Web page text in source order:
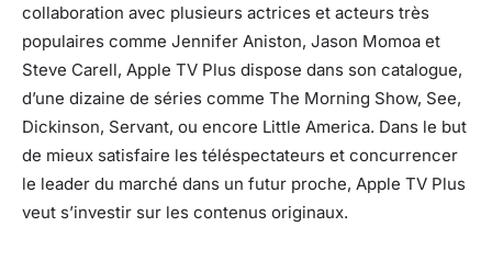
collaboration avec plusieurs actrices et acteurs très
populaires comme Jennifer Aniston, Jason Momoa et
Steve Carell, Apple TV Plus dispose dans son catalogue,
d’une dizaine de séries comme The Morning Show, See,
Dickinson, Servant, ou encore Little America. Dans le but
de mieux satisfaire les téléspectateurs et concurrencer
le leader du marché dans un futur proche, Apple TV Plus
veut s’investir sur les contenus originaux.